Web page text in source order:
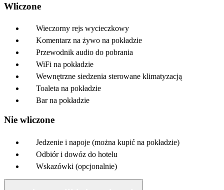
Wliczone
Wieczorny rejs wycieczkowy
Komentarz na żywo na pokładzie
Przewodnik audio do pobrania
WiFi na pokładzie
Wewnętrzne siedzenia sterowane klimatyzacją
Toaleta na pokładzie
Bar na pokładzie
Nie wliczone
Jedzenie i napoje (można kupić na pokładzie)
Odbiór i dowóz do hotelu
Wskazówki (opcjonalnie)